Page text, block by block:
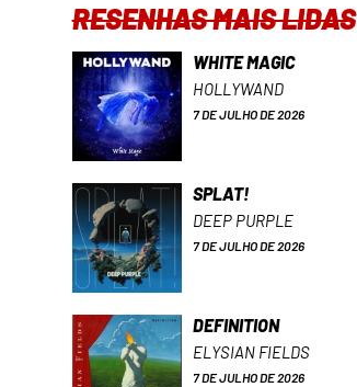
RESENHAS MAIS LIDAS
WHITE MAGIC
HOLLYWAND
7 DE JULHO DE 2026
SPLAT!
DEEP PURPLE
7 DE JULHO DE 2026
DEFINITION
ELYSIAN FIELDS
7 DE JULHO DE 2026